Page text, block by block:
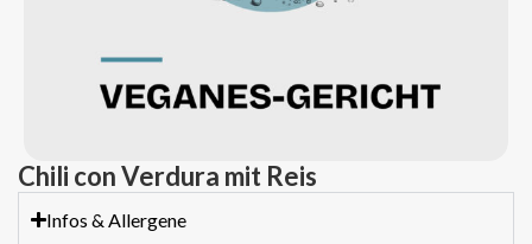
Chili con Verdura mit Reis
Infos & Allergene